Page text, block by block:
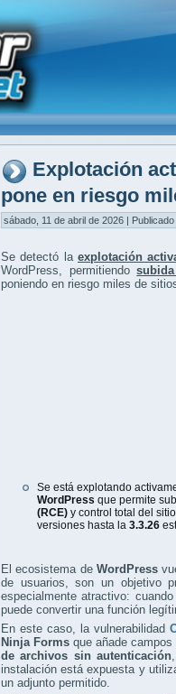
Explotación
pone en riesgo
sábado, 11 de abril de 2026 |
Se detectó la explotación
WordPress, permitiendo
poniendo en riesgo miles de
Se está explotando
WordPress que permite
(RCE) y control total del
versiones hasta la 3.3.26
El ecosistema deWordPress
de usuarios, son un objetivo
especialmente atractivo:
puede convertir una función
En este caso, la vulnerabilidad
Ninja Forms que añade
de archivos sin autenticación
instalación está expuesta y
un adjunto permitido.